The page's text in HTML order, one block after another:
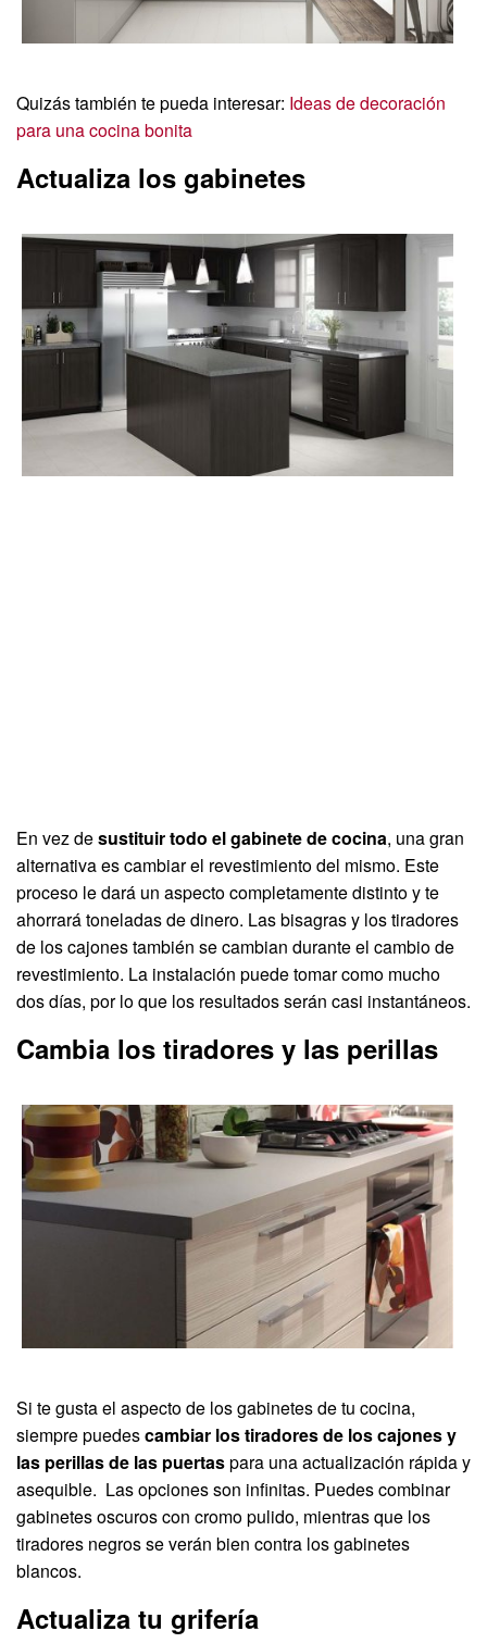
Quizás también te pueda interesar: Ideas de decoración
para una cocina bonita
Actualiza los gabinetes
En vez desustituir todo el gabinete de cocina, una gran
alternativa es cambiar el revestimiento del mismo. Este
proceso le dará un aspecto completamente distinto y te
ahorrará toneladas de dinero. Las bisagras y los tiradores
de los cajones también se cambian durante el cambio de
revestimiento. La instalación puede tomar como mucho
dos días, por lo que los resultados serán casi instantáneos.
Cambia los tiradores y las perillas
Si te gusta el aspecto de los gabinetes de tu cocina,
siempre puedescambiar los tiradores de los cajones y
las perillas de las puertaspara una actualización rápida y
asequible. Las opciones son infinitas. Puedes combinar
gabinetes oscuros con cromo pulido, mientras que los
tiradores negros se verán bien contra los gabinetes
blancos.
Actualiza tu grifería